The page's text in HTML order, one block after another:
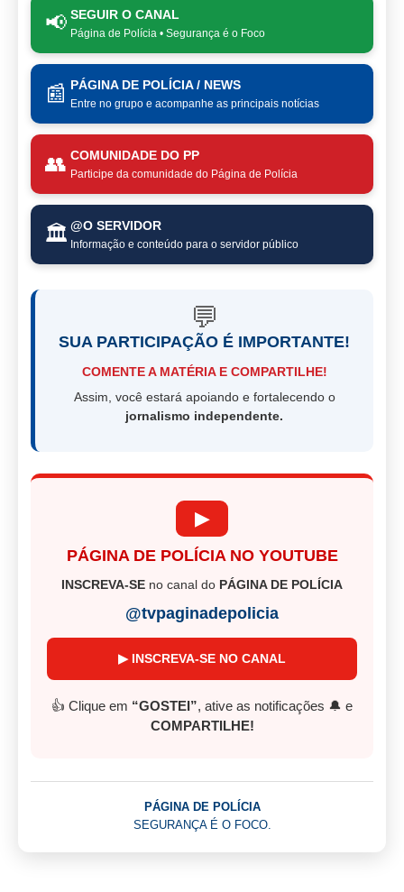
📢 SEGUIR O CANAL
Página de Polícia • Segurança é o Foco
📰 PÁGINA DE POLÍCIA / NEWS
Entre no grupo e acompanhe as principais notícias
👥 COMUNIDADE DO PP
Participe da comunidade do Página de Polícia
🏛️ @O SERVIDOR
Informação e conteúdo para o servidor público
💬
SUA PARTICIPAÇÃO É IMPORTANTE!
COMENTE A MATÉRIA E COMPARTILHE!
Assim, você estará apoiando e fortalecendo o
jornalismo independente.
▶
PÁGINA DE POLÍCIA NO YOUTUBE
INSCREVA-SE no canal do PÁGINA DE POLÍCIA
@tvpaginadepolicia
▶ INSCREVA-SE NO CANAL
👍 Clique em “GOSTEI”, ative as notificações 🔔 e
COMPARTILHE!
PÁGINA DE POLÍCIA
SEGURANÇA É O FOCO.